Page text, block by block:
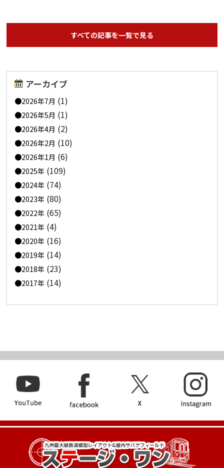
すべての記事を一覧で見る
アーカイブ
2026年7月 (1)
2026年5月 (1)
2026年4月 (2)
2026年2月 (10)
2026年1月 (6)
2025年 (109)
2024年 (74)
2023年 (80)
2022年 (65)
2021年 (4)
2020年 (16)
2019年 (14)
2018年 (23)
2017年 (14)